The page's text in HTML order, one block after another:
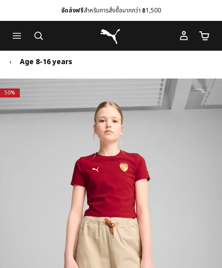
to
Main
content
to
Footer
Content
จัดส่งฟรีสำหรับการสั่งซื้อมากกว่า ฿1,500
Puma โฮม
จำนว
Age 8-16 years
50%